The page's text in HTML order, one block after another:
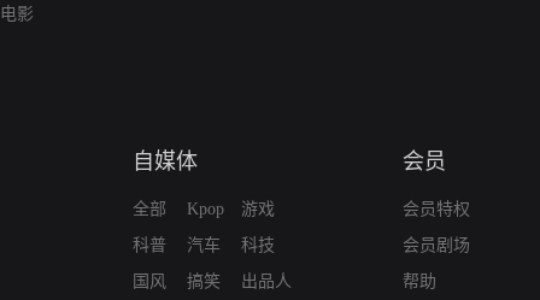
电影
自媒体
全部
科普
国风
Kpop
汽车
搞笑
游戏
科技
出品人
会员
会员特权
会员剧场
帮助